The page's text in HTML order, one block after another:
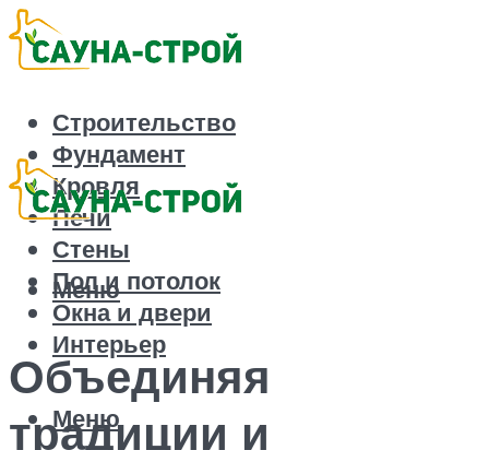
Строительство
Фундамент
Кровля
Печи
Стены
Пол и потолок
Окна и двери
Интерьер
Меню
Меню
Объединяя
традиции и